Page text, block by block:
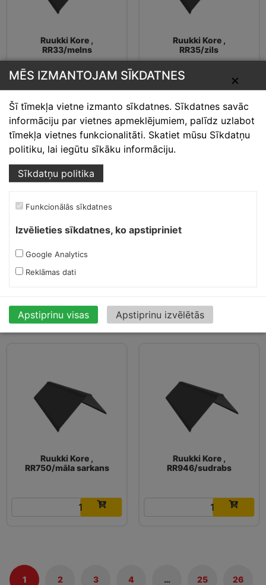
Ruukki Kore ,
RR33/melns
Ruukki Kore ,
RR35/zils
Ruukki Kore ,
RR36/gaiši zaļš
Ruukki Kore ,
RR750/māla sarkans
16.03€
Ruukki Kore ,
RR946/sudrabs
16.03€
1 2 3 4 … 25 26
✕
MĒS IZMANTOJAM SĪKDATNES
Šī tīmekļa vietne izmanto sīkdatnes. Sīkdatnes savāc
informāciju par vietnes apmeklējumiem, palīdz uzlabot
tīmekļa vietnes funkcionalitāti. Skatiet mūsu Sīkdatņu
politiku, lai iegūtu sīkāku informāciju.
Sīkdatņu politika
Funkcionālās sīkdatnes
Izvēlieties sīkdatnes, ko apstipriniet
Google Analytics
Reklāmas dati
Apstiprinu visas Apstiprinu izvēlētās